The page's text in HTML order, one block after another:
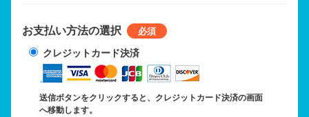
お支払い方法の選択
クレジットカード決済
送信ボタンをクリックすると、クレジットカード決済の画面
へ移動します。